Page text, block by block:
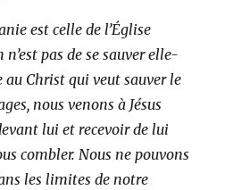
est celle de l’Église
pas de se sauver elle-
au Christ qui veut sauver le
nous venons à Jésus
lui et recevoir de lui
combler. Nous ne pouvons
les limites de notre